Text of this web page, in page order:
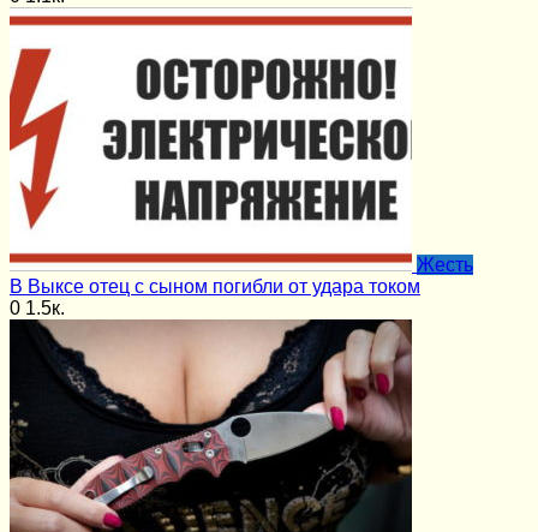
Жесть
В Выксе отец с сыном погибли от удара током
0 1.5к.